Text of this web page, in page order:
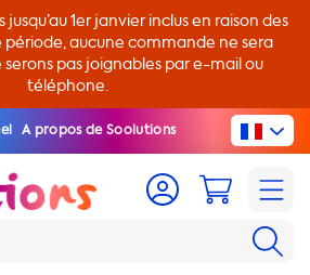
1er janvier inclus en raison des
aucune commande ne sera
pas joignables par e-mail ou
téléphone.
A propos de Soolutions